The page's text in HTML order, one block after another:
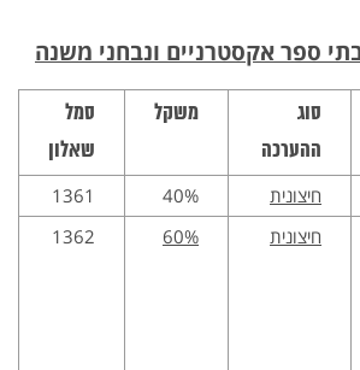
ספר אקסטרניים ונבחני משנה
סוג
ההערכה
משקל
סמל
שאלון
חיצונית 40%
1361
חיצונית 60%
1362